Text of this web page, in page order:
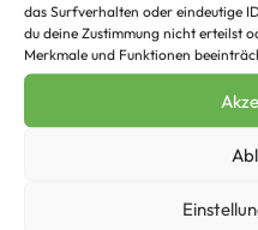
das Surfverhalten oder eindeutige
du deine Zustimmung nicht erteilst
Merkmale und Funktionen
Selfkänter-Limburger-
Gangelter-
Heinsberger Kernland-
Wassenberger-
Baaler Riedelland –